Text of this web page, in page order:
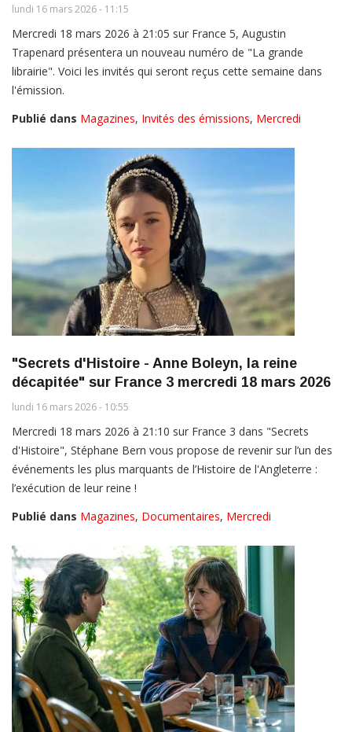
lundi 16 mars 2026 - 11:15
Mercredi 18 mars 2026 à 21:05 sur France 5, Augustin
Trapenard présentera un nouveau numéro de "La grande
librairie". Voici les invités qui seront reçus cette semaine dans
l'émission.
Publié dans Magazines, Invités des émissions, Mercredi
"Secrets d'Histoire - Anne Boleyn, la reine
décapitée" sur France 3 mercredi 18 mars 2026
lundi 16 mars 2026 - 10:55
Mercredi 18 mars 2026 à 21:10 sur France 3 dans "Secrets
d'Histoire", Stéphane Bern vous propose de revenir sur l’un des
événements les plus marquants de l’Histoire de l'Angleterre :
l’exécution de leur reine !
Publié dans Magazines, Documentaires, Mercredi